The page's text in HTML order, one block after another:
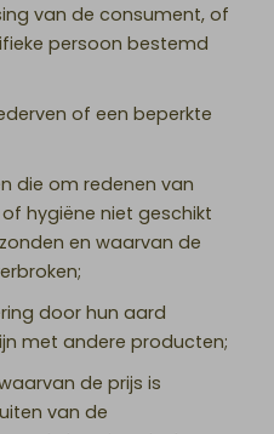
van de consument, of
persoon bestemd
of een beperkte
om redenen van
hygiëne niet geschikt
en waarvan de
door hun aard
met andere producten;
de prijs is
van de